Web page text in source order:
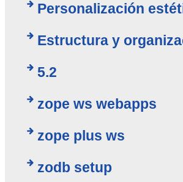
Personalización
Estructura y
5.2
zope ws webapps
zope plus ws
zodb setup